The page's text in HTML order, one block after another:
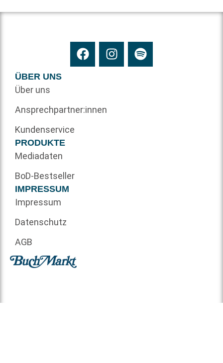
ÜBER UNS
Über uns
Ansprechpartner:innen
Kundenservice
PRODUKTE
Mediadaten
BoD-Bestseller
IMPRESSUM
Impressum
Datenschutz
AGB